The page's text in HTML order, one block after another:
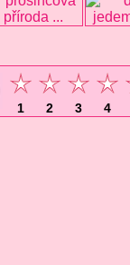
1 2 3 4